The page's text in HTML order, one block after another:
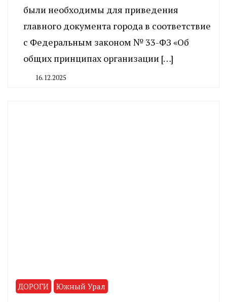
были необходимы для приведения
главного документа города в соответствие
с Федеральным законом № 33-ФЗ «Об
общих принципах организации […]
16.12.2025
ДОРОГИ Южный Урал